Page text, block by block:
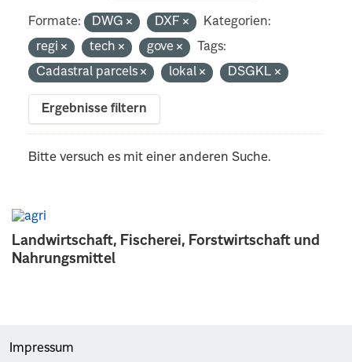
Landwirtschaft, Fischerei, Forstwirtschaft und
Nahrungsmittel
Formate: DWG DXF
Kategorien:
regi
tech gove
Tags:
Cadastral parcels
lokal DSGKL
Ergebnisse filtern
Bitte versuch es mit einer anderen Suche.
Impressum